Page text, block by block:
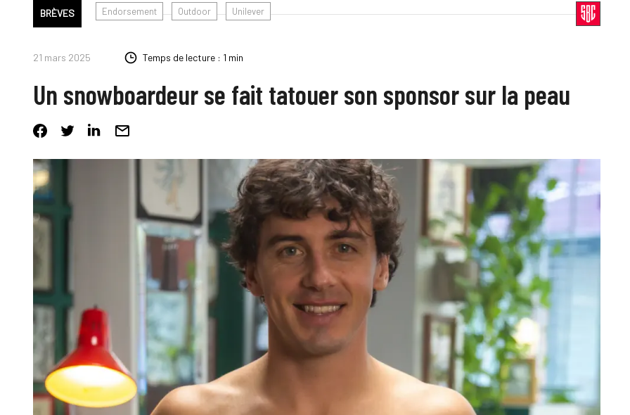
BRÈVES Endorsement Outdoor Unilever
21 mars 2025 Temps de lecture : 1 min
Un snowboardeur se fait tatouer son sponsor sur la peau